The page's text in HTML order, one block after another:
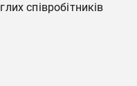
співробітників